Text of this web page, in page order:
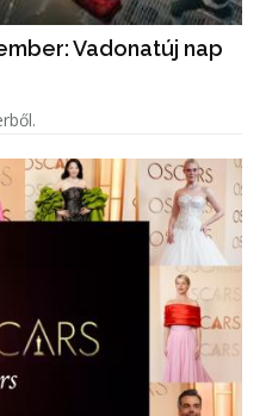
Vadonatúj nap